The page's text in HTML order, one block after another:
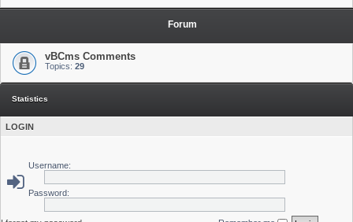
Forum
vBCms Comments
Topics: 29
Statistics
LOGIN
Username:
Password: